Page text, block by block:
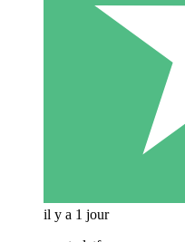
il y a 1 jour